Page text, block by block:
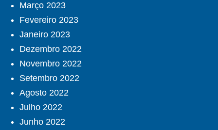
Março 2023
Fevereiro 2023
Janeiro 2023
Dezembro 2022
Novembro 2022
Setembro 2022
Agosto 2022
Julho 2022
Junho 2022